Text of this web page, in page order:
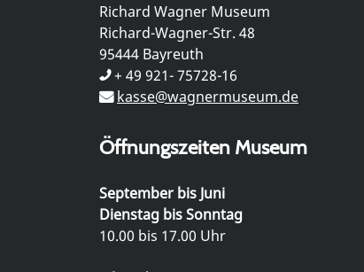
Richard Wagner Museum
Richard-Wagner-Str. 48
95444 Bayreuth
+ 49 921- 75728-16
kasse@wagnermuseum.de
Öffnungszeiten Museum
September bis Juni
Dienstag bis Sonntag
10.00 bis 17.00 Uhr